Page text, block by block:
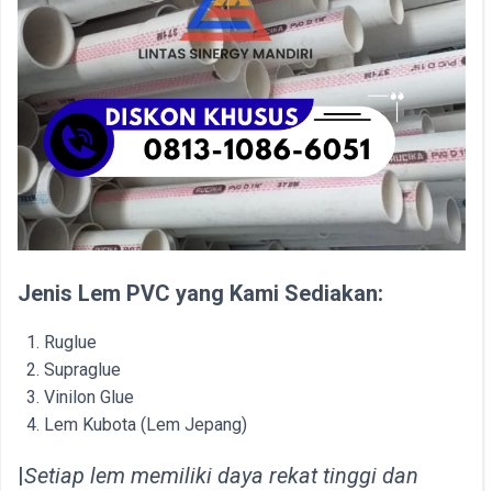
Jenis Lem PVC yang Kami Sediakan:
Ruglue
Supraglue
Vinilon Glue
Lem Kubota (Lem Jepang)
|Setiap lem memiliki daya rekat tinggi dan